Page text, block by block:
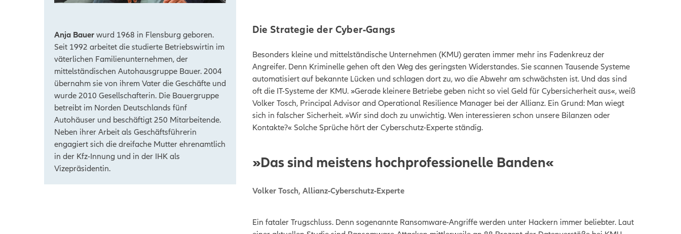
Anja Bauer wurd 1968 in Flensburg geboren.
Seit 1992 arbeitet die studierte Betriebswirtin im
väterlichen Familienunternehmen, der
mittelständischen Autohausgruppe Bauer. 2004
übernahm sie von ihrem Vater die Geschäfte und
wurde 2010 Gesellschafterin. Die Bauergruppe
betreibt im Norden Deutschlands fünf
Autohäuser und beschäftigt 250 Mitarbeitende.
Neben ihrer Arbeit als Geschäftsführerin
engagiert sich die dreifache Mutter ehrenamtlich
in der Kfz-Innung und in der IHK als
Vizepräsidentin.
Die Strategie der Cyber-Gangs
Besonders kleine und mittelständische Unternehmen (KMU) geraten immer mehr ins Fadenkreuz der
Angreifer. Denn Kriminelle gehen oft den Weg des geringsten Widerstandes. Sie scannen Tausende Systeme
automatisiert auf bekannte Lücken und schlagen dort zu, wo die Abwehr am schwächsten ist. Und das sind
oft die IT-Systeme der KMU. »Gerade kleinere Betriebe geben nicht so viel Geld für Cybersicherheit aus«, weiß
Volker Tosch, Principal Advisor and Operational Resilience Manager bei der Allianz. Ein Grund: Man wiegt
sich in falscher Sicherheit. »Wir sind doch zu unwichtig. Wen interessieren schon unsere Bilanzen oder
Kontakte?« Solche Sprüche hört der Cyberschutz-Experte ständig.
»Das sind meistens hochprofessionelle Banden«
Volker Tosch, Allianz-Cyberschutz-Experte
Ein fataler Trugschluss. Denn sogenannte Ransomware-Angriffe werden unter Hackern immer beliebter. Laut